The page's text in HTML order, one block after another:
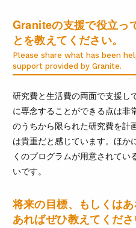
Graniteの支援で役立っ
とを教えてください。
Please share what has been
support provided by Granite.
研究費と生活費の両面で支援し
に専念することができる点は非
のうちから限られた研究費を計
は貴重だと感じています。ほか
くのプログラムが用意されてい
いです。
将来の目標、もしくは
あればぜひ教えてくださ